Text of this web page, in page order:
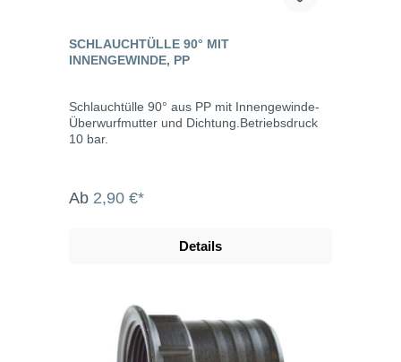
SCHLAUCHTÜLLE 90° MIT
INNENGEWINDE, PP
Schlauchtülle 90° aus PP mit Innengewinde-
Überwurfmutter und Dichtung.Betriebsdruck
10 bar.
Ab 2,90 €*
Details